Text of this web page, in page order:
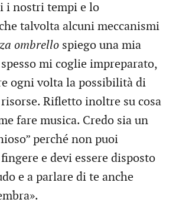
i nostri tempi e lo
talvolta alcuni meccanismi
ombrello spiego una mia
mi coglie impreparato,
ogni volta la possibilità di
Rifletto inoltre su cosa
fare musica. Credo sia un
perché non puoi
e devi essere disposto
e a parlare di te anche